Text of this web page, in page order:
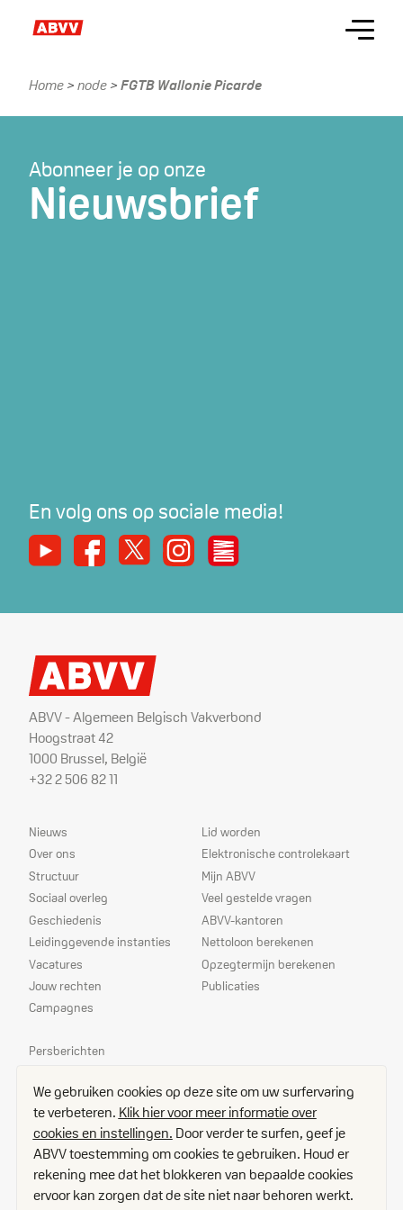
Menu
Home node FGTB Wallonie Picarde
Abonneer je op onze
Nieuwsbrief
En volg ons op sociale media!
YoutubeFacebook
X InstagramDe Nieuwe Werker
ABVV - Algemeen Belgisch Vakverbond
Hoogstraat 42
1000 Brussel, België
+32 2 506 82 11
Sitemap
Nieuws
Over ons
Structuur
Sociaal overleg
Geschiedenis
Leidinggevende instanties
Vacatures
Jouw rechten
Campagnes
Dienstverlening
Lid worden
Elektronische controlekaart
Mijn ABVV
Veel gestelde vragen
ABVV-kantoren
Nettoloon berekenen
Opzegtermijn berekenen
Publicaties
Prioriteiten
Persberichten
Delegees
Contact
Toegangsplan
Vacatures
Disclaimer
Cookies
We gebruiken cookies op deze site om uw surfervaring
te verbeteren. Klik hier voor meer informatie over
cookies en instellingen. Door verder te surfen, geef je
ABVV toestemming om cookies te gebruiken. Houd er
rekening mee dat het blokkeren van bepaalde cookies
ervoor kan zorgen dat de site niet naar behoren werkt.